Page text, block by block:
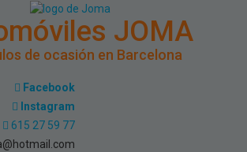
JOMA
de ocasión en Barcelona
Facebook
Instagram
615 27 59 77